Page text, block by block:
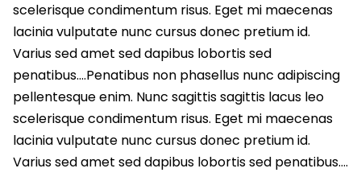
scelerisque condimentum risus. Eget mi maecenas
lacinia vulputate nunc cursus donec pretium id.
Varius sed amet sed dapibus lobortis sed
penatibus….Penatibus non phasellus nunc adipiscing
pellentesque enim. Nunc sagittis sagittis lacus leo
scelerisque condimentum risus. Eget mi maecenas
lacinia vulputate nunc cursus donec pretium id.
Varius sed amet sed dapibus lobortis sed penatibus….